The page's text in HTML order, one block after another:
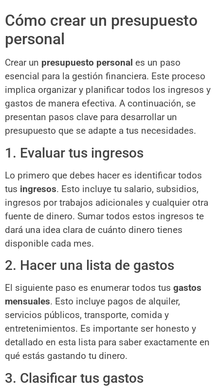
Cómo crear un presupuesto
personal
Crear un presupuesto personal es un paso
esencial para la gestión financiera. Este proceso
implica organizar y planificar todos los ingresos y
gastos de manera efectiva. A continuación, se
presentan pasos clave para desarrollar un
presupuesto que se adapte a tus necesidades.
1. Evaluar tus ingresos
Lo primero que debes hacer es identificar todos
tus ingresos. Esto incluye tu salario, subsidios,
ingresos por trabajos adicionales y cualquier otra
fuente de dinero. Sumar todos estos ingresos te
dará una idea clara de cuánto dinero tienes
disponible cada mes.
2. Hacer una lista de gastos
El siguiente paso es enumerar todos tus gastos
mensuales. Esto incluye pagos de alquiler,
servicios públicos, transporte, comida y
entretenimientos. Es importante ser honesto y
detallado en esta lista para saber exactamente en
qué estás gastando tu dinero.
3. Clasificar tus gastos